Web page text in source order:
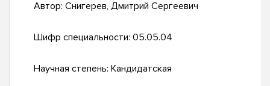
Автор: Снигерев, Дмитрий Сергеевич
Шифр специальности: 05.05.04
Научная степень: Кандидатская